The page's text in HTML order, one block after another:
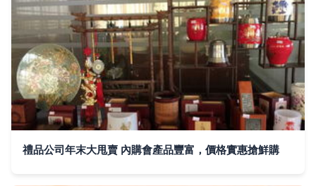
禮品公司年末大甩賣 內購會產品豐富，價格實惠搶鮮購